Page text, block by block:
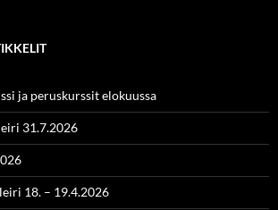
ja peruskurssit elokuussa
31.7.2026
18. – 19.4.2026